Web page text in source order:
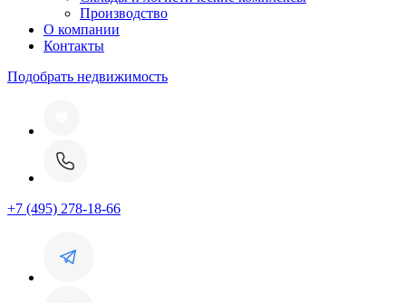
Производство
О компании
Контакты
Подобрать недвижимость
+7 (495) 278-18-66